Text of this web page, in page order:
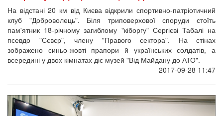
70 заходів і 6 міжнародних проектів за рік
здійснив Музей Революції Гідності
25 вересня 2017 року в Українському кризовому медіа-центрі
відбувся публічний звіт Ігоря Пошивайло, генерального
директора Національного меморіального комплексу Героїв
Небесної Сотні – Музею Революції Гідності на тему“Рік після
конкурсу:
ВІРТУАЛЬНАРЕАЛЬНІСТЬ МУ